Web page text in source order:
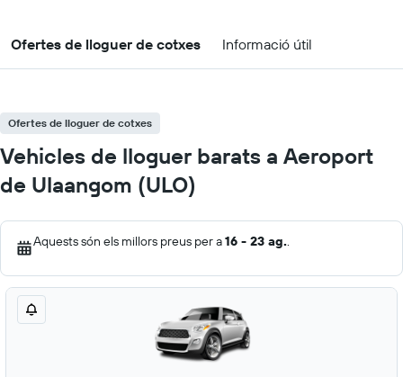
Ofertes de lloguer de cotxes Informació útil
Ofertes de lloguer de cotxes
Vehicles de lloguer barats a Aeroport
de Ulaangom (ULO)
Aquests són els millors preus per a16 - 23 ag..